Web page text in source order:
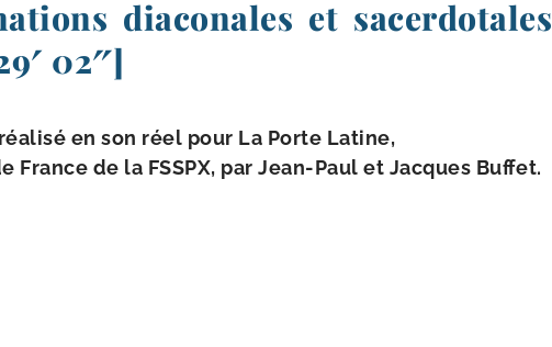
diaconales et sacerdotales
02″]
en son réel pour La Porte Latine,
de la FSSPX, par Jean-​Paul et Jacques Buffet.